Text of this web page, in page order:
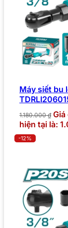
Máy siết bu
1.180.000₫ Giá
hiện tại là:
-12%